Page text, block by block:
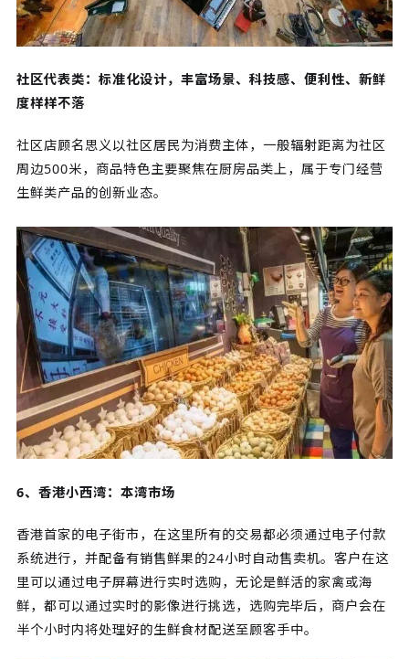
社区代表类：标准化设计，丰富场景、科技感、便利性、新鲜
度样样不落
社区店顾名思义以社区居民为消费主体，一般辐射距离为社区
周边500米，商品特色主要聚焦在厨房品类上，属于专门经营
生鲜类产品的创新业态。
6、香港小西湾：本湾市场
香港首家的电子街市，在这里所有的交易都必须通过电子付款
系统进行，并配备有销售鲜果的24小时自动售卖机。客户在这
里可以通过电子屏幕进行实时选购，无论是鲜活的家禽或海
鲜，都可以通过实时的影像进行挑选，选购完毕后，商户会在
半个小时内将处理好的生鲜食材配送至顾客手中。